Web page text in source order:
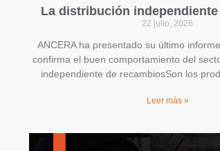
La distribución independiente
22 julio, 2026
ANCERA ha presentado su último
confirma el buen comportamiento del
independiente de recambiosSon los
Leer más »